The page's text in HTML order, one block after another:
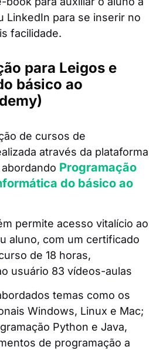
LinkedIn para se inserir no
facilidade.
para Leigos e
básico ao
de cursos de
através da plataforma
Programação
do básico ao
permite acesso vitalício ao
aluno, com um certificado
de 18 horas,
usuário 83 vídeos-aulas
temas como os
Windows, Linux e Mac;
Python e Java,
de programação a